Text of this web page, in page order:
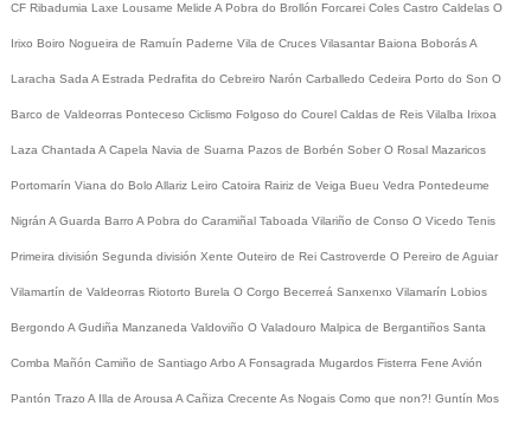
CF Ribadumia Laxe Lousame Melide A Pobra do Brollón Forcarei Coles Castro Caldelas O
Irixo Boiro Nogueira de Ramuín Paderne Vila de Cruces Vilasantar Baiona BoborásA
Laracha Sada A Estrada Pedrafita do Cebreiro Narón Carballedo Cedeira Porto do Son O
Barco de Valdeorras Ponteceso Ciclismo Folgoso do Courel Caldas de Reis Vilalba Irixoa
Laza Chantada A Capela Navia de Suarna Pazos de Borbén Sober O Rosal Mazaricos
Portomarín Viana do Bolo Allariz Leiro Catoira Rairiz de Veiga Bueu Vedra Pontedeume
Nigrán A Guarda Barro A Pobra do Caramiñal Taboada Vilariño de Conso O Vicedo Tenis
Primeira división Segunda división Xente Outeiro de Rei Castroverde O Pereiro de Aguiar
Vilamartín de Valdeorras Riotorto Burela O Corgo Becerreá Sanxenxo Vilamarín Lobios
Bergondo A Gudiña Manzaneda Valdoviño O Valadouro Malpica de Bergantiños Santa
Comba Mañón Camiño de Santiago Arbo A Fonsagrada Mugardos Fisterra Fene Avión
Pantón Trazo A Illa de Arousa A Cañiza Crecente As Nogais Como que non?! Guntín Mos